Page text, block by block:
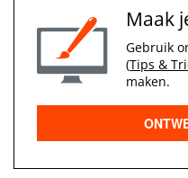
Maak
Gebruik
(Tips &
maken.